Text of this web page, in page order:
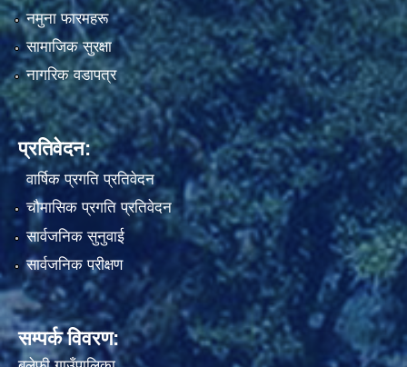
नमुना फारमहरू
सामाजिक सुरक्षा
नागरिक वडापत्र
प्रतिवेदन:
वार्षिक प्रगति प्रतिवेदन
चौमासिक प्रगति प्रतिवेदन
सार्वजनिक सुनुवाई
सार्वजनिक परीक्षण
सम्पर्क विवरण: